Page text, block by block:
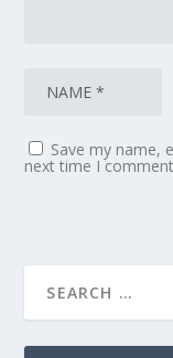
Save my name,
next time I